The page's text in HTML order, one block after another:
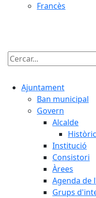
Francès
Cercar:
Ajuntament
Ban municipal
Govern
Alcalde
Institució
Consistori
Àrees
Agenda de
Grups